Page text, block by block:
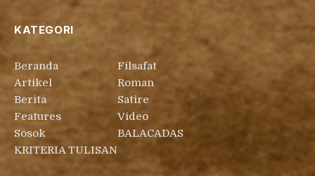
KATEGORI
Beranda
Artikel
Berita
Features
Sosok
KRITERIA TULISAN
Filsafat
Roman
Satire
Video
BALACADAS